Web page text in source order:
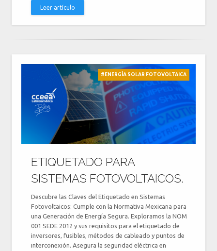
Leer artículo
#ENERGÍA SOLAR FOTOVOLTAICA
ETIQUETADO PARA
SISTEMAS FOTOVOLTAICOS.
Descubre las Claves del Etiquetado en Sistemas
Fotovoltaicos: Cumple con la Normativa Mexicana para
una Generación de Energía Segura. Exploramos la NOM
001 SEDE 2012 y sus requisitos para el etiquetado de
inversores, fusibles, métodos de cableado y puntos de
interconexión. Asegura la seguridad eléctrica en